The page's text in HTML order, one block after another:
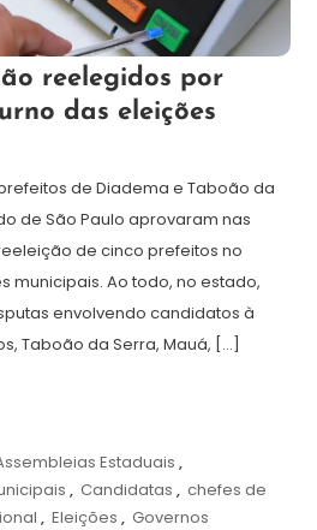
reelegidos por
das eleições
de Diadema e Taboão da
de São Paulo aprovaram nas
de cinco prefeitos no
municipais. Ao todo, no estado,
envolvendo candidatos à
Taboão da Serra, Mauá, […]
Estaduais ,
, Candidatas , chefes de
, Eleições , Governos